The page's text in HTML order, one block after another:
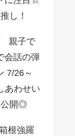
し！
親子で
会話の弾
7/26～
あわせい
公開◎
根強羅